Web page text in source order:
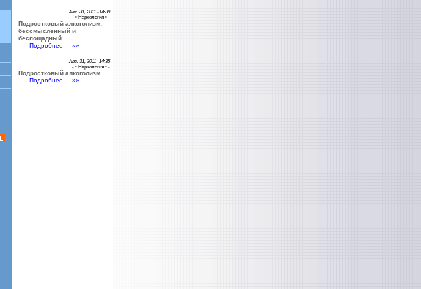
Авг. 31, 2011 -14:39
- • Наркология • -
Подростковый алкоголизм:
бессмысленный и
беспощадный
- Подробнее - - »»
Авг. 31, 2011 -14:35
- • Наркология • -
Подростковый алкоголизм
- Подробнее - - »»